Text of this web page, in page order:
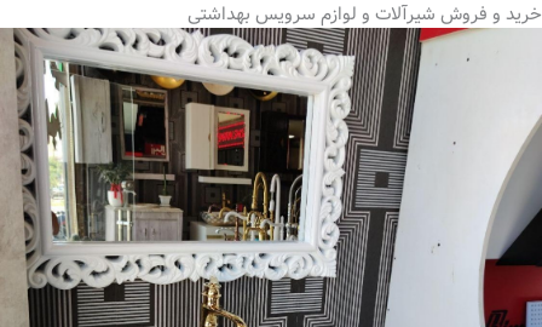
خرید و فروش شیرآلات و لوازم سرویس بهداشتی